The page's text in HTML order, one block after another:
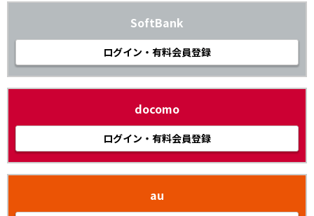
SoftBank
ログイン・有料会員登録
docomo
ログイン・有料会員登録
au